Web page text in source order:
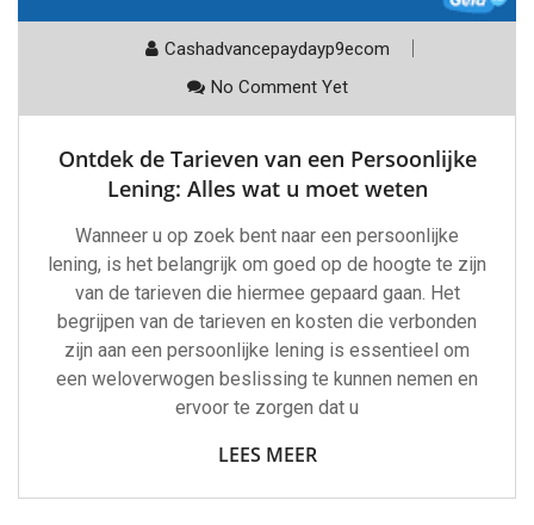
Cashadvancepaydayp9ecom
No Comment Yet
Ontdek de Tarieven van een Persoonlijke
Lening: Alles wat u moet weten
Wanneer u op zoek bent naar een persoonlijke
lening, is het belangrijk om goed op de hoogte te zijn
van de tarieven die hiermee gepaard gaan. Het
begrijpen van de tarieven en kosten die verbonden
zijn aan een persoonlijke lening is essentieel om
een weloverwogen beslissing te kunnen nemen en
ervoor te zorgen dat u
LEES MEER